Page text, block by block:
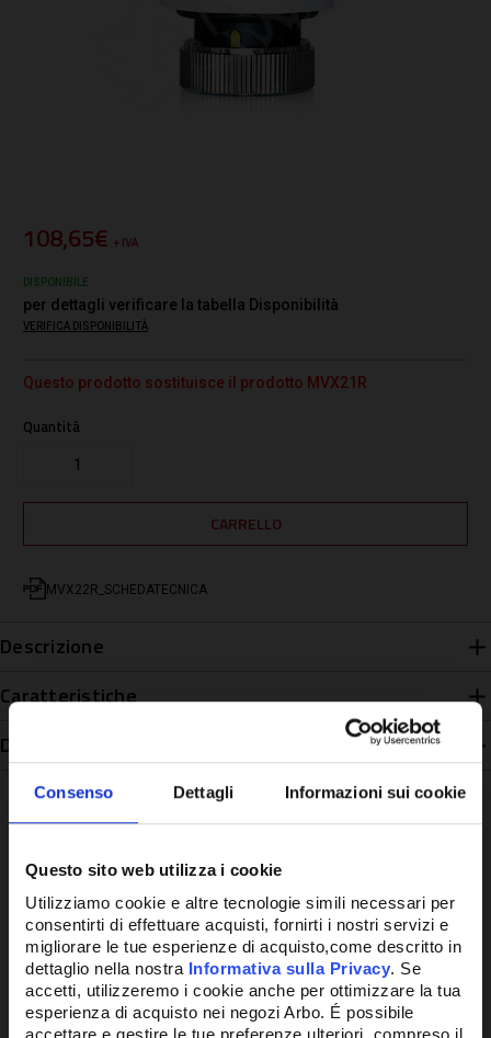
Consenso Dettagli Informazioni sui cookie
Questo sito web utilizza i cookie
Utilizziamo cookie e altre tecnologie simili necessari per
consentirti di effettuare acquisti, fornirti i nostri servizi e
migliorare le tue esperienze di acquisto,come descritto in
dettaglio nella nostra Informativa sulla Privacy. Se
accetti, utilizzeremo i cookie anche per ottimizzare la tua
esperienza di acquisto nei negozi Arbo. É possibile
accettare e gestire le tue preferenze ulteriori, compreso il
108,65€ + IVA
DISPONIBILE
per dettagli verificare la tabella Disponibilità
VERIFICA DISPONIBILITÀ
Questo prodotto sostituisce il prodotto MVX21R
Quantità
MVX22R_SCHEDATECNICA
Descrizione
Caratteristiche
Disponibilità
Potrebbe anche interessarti